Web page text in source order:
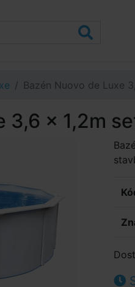
Bazén Nuovo de Luxe
3,6 x 1,2m